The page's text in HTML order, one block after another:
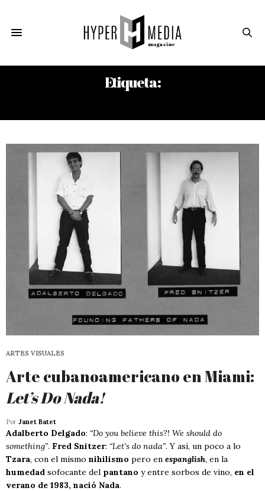
Etiqueta:
ARTES VISUALES
Arte cubanoamericano en Miami:
Let’s Do Nada!
Por Janet Batet
Adalberto Delgado: “Do you believe this?! We should do
something”. Fred Snitzer: “Let’s do nada”. Y así, un poco a lo
Tzara, con el mismo nihilismo pero en espanglish, en la
humedad sofocante del pantano y entre sorbos de vino, en el
verano de 1983, nació Nada.